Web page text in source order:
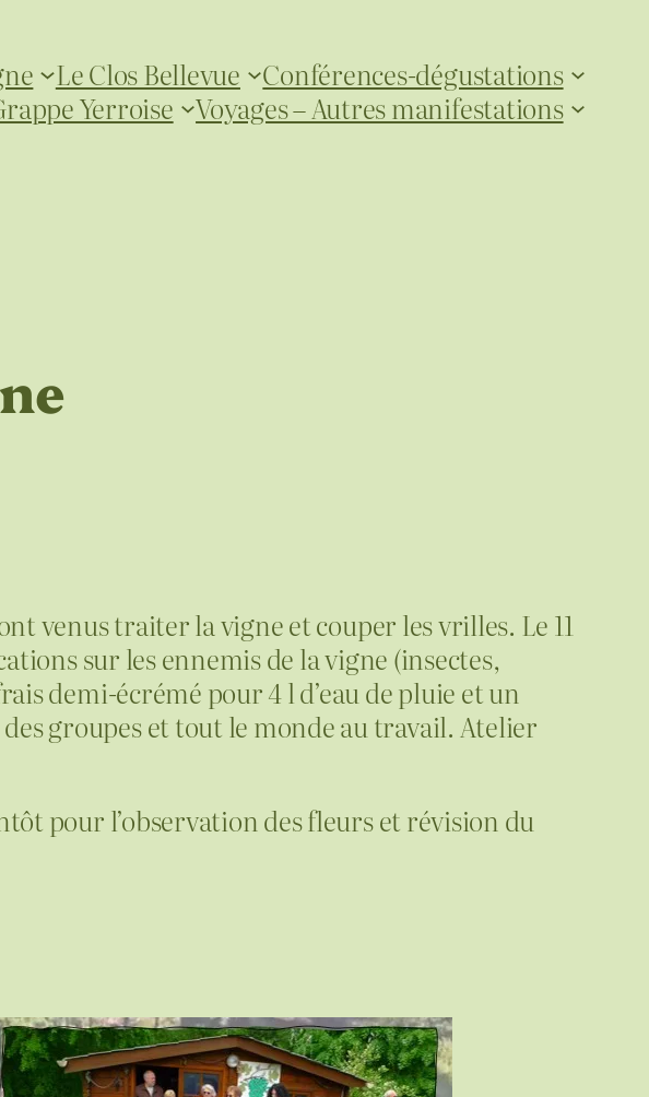
Le Clos Bellevue
Conférences-dégustations
Yerroise Voyages – Autres manifestations
venus traiter la vigne et couper les vrilles. Le 11
sur les ennemis de la vigne (insectes,
demi-écrémé pour 4 l d’eau de pluie et un
groupes et tout le monde au travail. Atelier
pour l’observation des fleurs et révision du